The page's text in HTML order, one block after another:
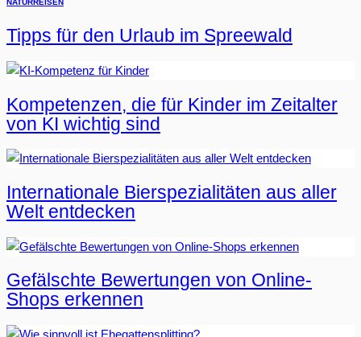
Tipps für den Urlaub im Spreewald
Kompetenzen, die für Kinder im Zeitalter
von KI wichtig sind
Internationale Bierspezialitäten aus aller
Welt entdecken
Gefälschte Bewertungen von Online-
Shops erkennen